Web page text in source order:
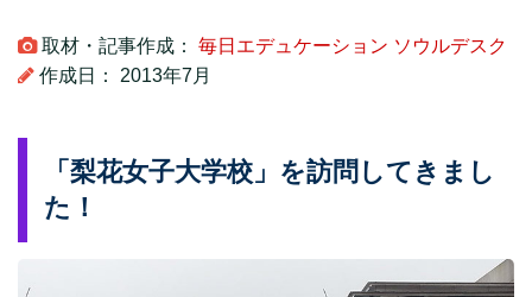
取材・記事作成： 毎日エデュケーション ソウルデスク
作成日： 2013年7月
「梨花女子大学校」を訪問してきまし
た！